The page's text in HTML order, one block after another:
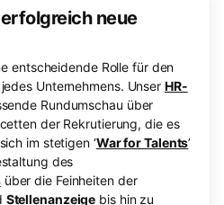
neue
entscheidende Rolle für den
Unternehmens. Unser HR-
Rundumschau über
der Rekrutierung, die es
im stetigen ‘War for Talents’
des
über die Feinheiten der
Stellenanzeige bis hin zu